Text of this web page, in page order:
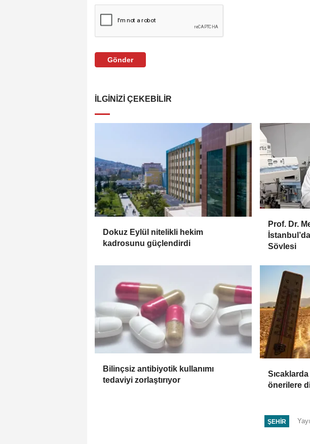
Gönder
İLGINIZI ÇEKEBILIR
Dokuz Eylül nitelikli hekim
kadrosunu güçlendirdi
Prof. Dr.
Söyleşi
Bilinçsiz antibiyotik kullanımı
tedaviyi zorlaştırıyor
önerilere
ŞEHIR